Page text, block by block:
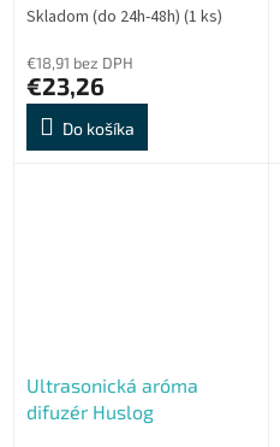
Skladom (do 24h-48h) (1 ks)
€18,91 bez DPH
€23,26
Do košíka
Ultrasonická aróma
difuzér Huslog